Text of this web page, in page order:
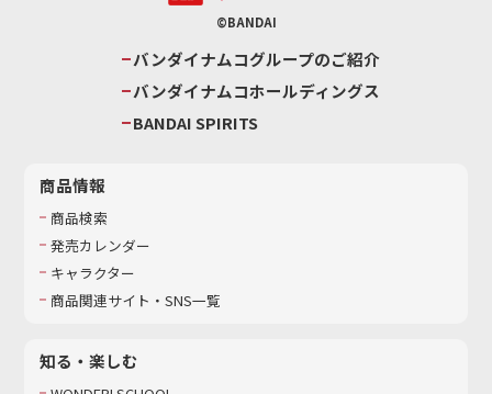
©BANDAI
バンダイナムコグループのご紹介
バンダイナムコホールディングス
BANDAI SPIRITS
商品情報
商品検索
発売カレンダー
キャラクター
商品関連サイト・SNS一覧
知る・楽しむ